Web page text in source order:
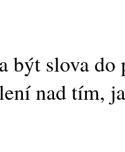
být slova do
nad tím,